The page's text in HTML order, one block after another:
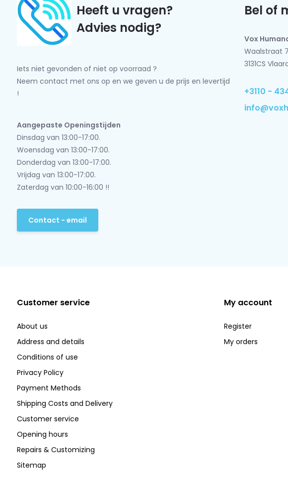
Heeft u vragen?
Advies nodig?
Iets niet gevonden of niet op voorraad ?
Neem contact met ons op en we geven u de prijs en levertijd
!
Aangepaste Openingstijden
Dinsdag van 13:00-17:00.
Woensdag van 13:00-17:00.
Donderdag van 13:00-17:00.
Vrijdag van 13:00-17:00.
Zaterdag van 10:00-16:00 !!
Contact - email
Bel of
Vox
Waalstraat
3131CS
+3110 -
Customer service
About us
Address and details
Conditions of use
Privacy Policy
Payment Methods
Shipping Costs and Delivery
Customer service
Opening hours
Repairs & Customizing
Sitemap
My account
Register
My orders